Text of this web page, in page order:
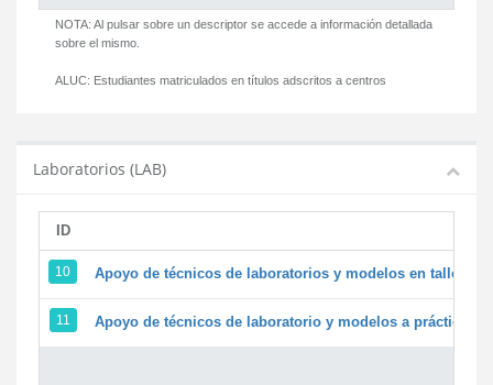
NOTA: Al pulsar sobre un descriptor se accede a información detallada
sobre el mismo.
ALUC: Estudiantes matriculados en títulos adscritos a centros
Laboratorios (LAB)
ID
10 Apoyo de técnicos de laboratorios y modelos en
11 Apoyo de técnicos de laboratorio y modelos a prácticas